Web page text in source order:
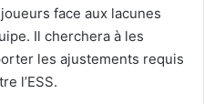
face aux lacunes
Il cherchera à les
les ajustements requis
l’ESS.